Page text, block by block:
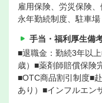
雇用保険、労災保険
永年勤続制度、駐車場
手当・福利厚生備
■退職金：勤続3年以
歳）■薬剤師賠償保険
■OTC商品割引制度■
あり）■インフルエン